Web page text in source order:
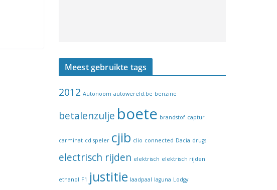
Meest gebruikte tags
2012 Autonoom autowereld.be benzine
betalenzulje boete brandstof captur
carminat cd speler cjib clio connected Dacia drugs
electrisch rijden elektrisch elektrisch rijden
ethanol F1 justitie laadpaal laguna Lodgy